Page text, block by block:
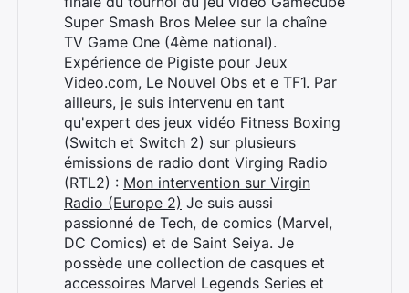
Super Smash Bros Melee sur la chaîne
TV Game One (4ème national).
Expérience de Pigiste pour Jeux
Video.com, Le Nouvel Obs et e TF1. Par
ailleurs, je suis intervenu en tant
qu'expert des jeux vidéo Fitness Boxing
(Switch et Switch 2) sur plusieurs
émissions de radio dont Virging Radio
(RTL2) : Mon intervention sur Virgin
Radio (Europe 2) Je suis aussi
passionné de Tech, de comics (Marvel,
DC Comics) et de Saint Seiya. Je
possède une collection de casques et
accessoires Marvel Legends Series et